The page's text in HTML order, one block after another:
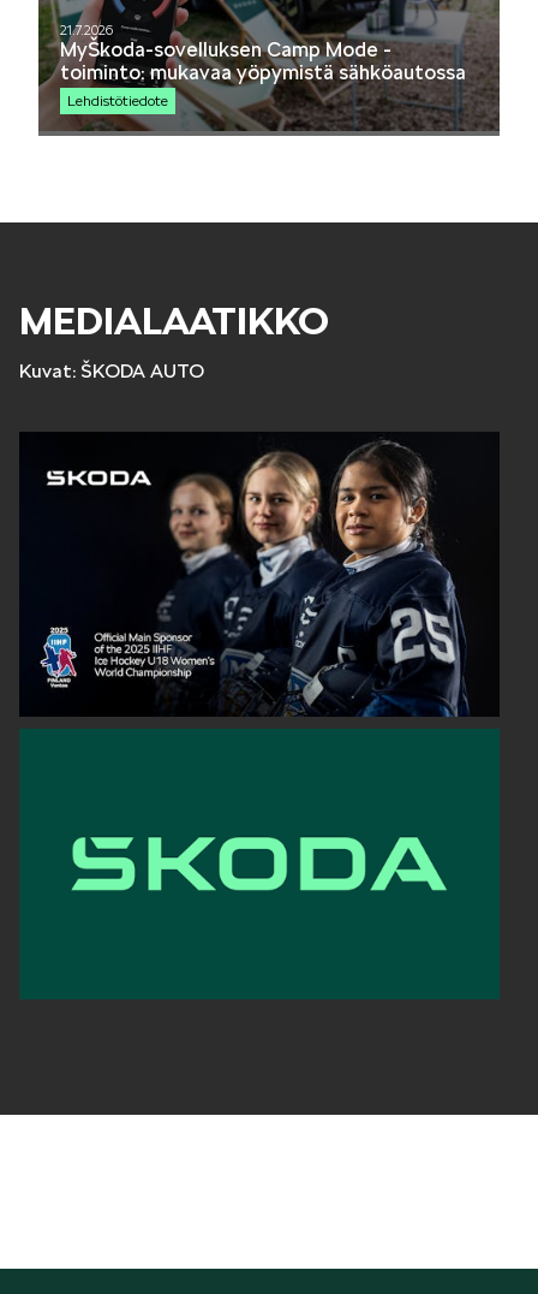
KAMIQ
SUPERB
21.7.2026
MyŠkoda-sovelluksen Camp Mode -
toiminto: mukavaa yöpymistä sähköautossa
Lehdistötiedote
MEDIALAATIKKO
Kuvat: ŠKODA AUTO